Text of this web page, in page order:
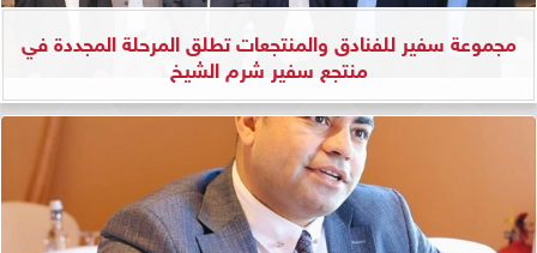
مجموعة سفير للفنادق والمنتجعات تطلق المرحلة المجددة في
منتجع سفير شرم الشيخ